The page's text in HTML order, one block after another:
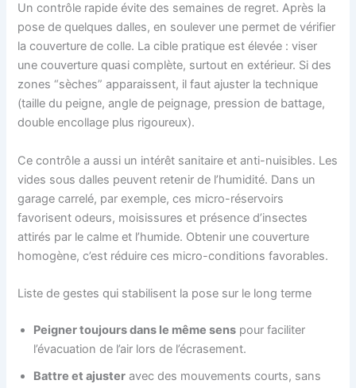
Un contrôle rapide évite des semaines de regret. Après la
pose de quelques dalles, en soulever une permet de vérifier
la couverture de colle. La cible pratique est élevée : viser
une couverture quasi complète, surtout en extérieur. Si des
zones “sèches” apparaissent, il faut ajuster la technique
(taille du peigne, angle de peignage, pression de battage,
double encollage plus rigoureux).
Ce contrôle a aussi un intérêt sanitaire et anti-nuisibles. Les
vides sous dalles peuvent retenir de l’humidité. Dans un
garage carrelé, par exemple, ces micro-réservoirs
favorisent odeurs, moisissures et présence d’insectes
attirés par le calme et l’humide. Obtenir une couverture
homogène, c’est réduire ces micro-conditions favorables.
Liste de gestes qui stabilisent la pose sur le long terme
Peigner toujours dans le même sens pour faciliter
l’évacuation de l’air lors de l’écrasement.
Battre et ajuster avec des mouvements courts, sans